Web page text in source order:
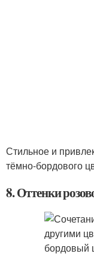
Стильное и
тёмно-бордового
8. Оттенки